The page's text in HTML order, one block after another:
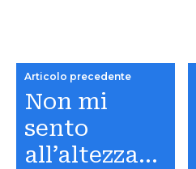
Articolo precedente
Non mi
sento
all’altezza…